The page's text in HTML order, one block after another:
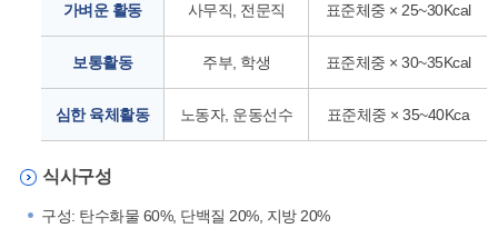
가벼운 활동 사무직, 전문직 표준체중 × 25~30Kcal
보통활동 주부, 학생 표준체중 × 30~35Kcal
심한 육체활동 노동자, 운동선수 표준체중 × 35~40Kca
식사구성
구성: 탄수화물 60%, 단백질 20%, 지방 20%